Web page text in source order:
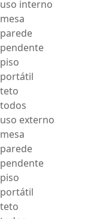
uso interno
mesa
parede
pendente
piso
portátil
teto
todos
uso externo
mesa
parede
pendente
piso
portátil
teto